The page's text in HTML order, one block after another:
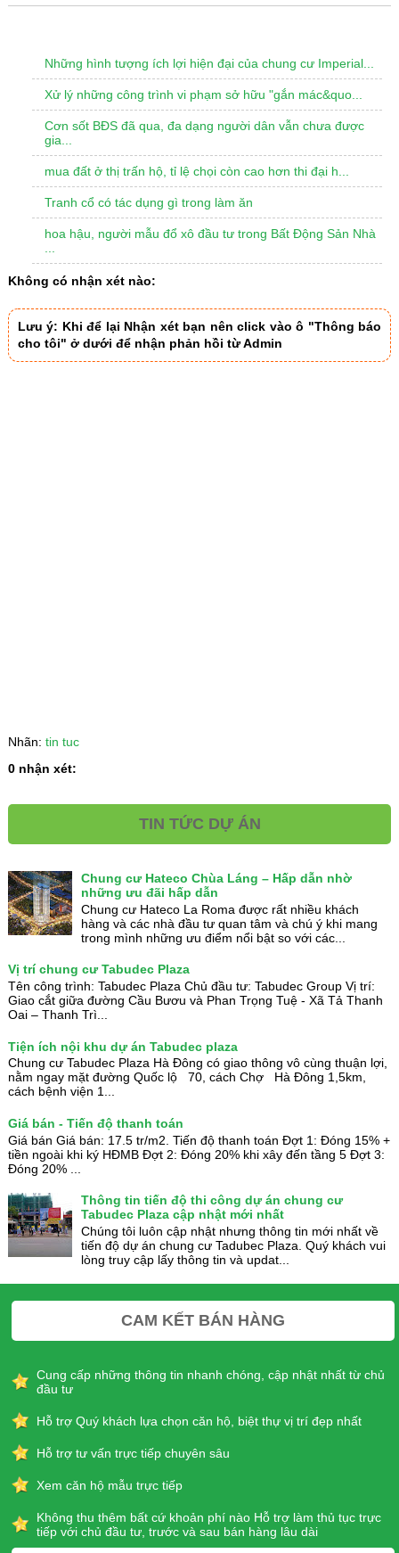
Những hình tượng ích lợi hiện đại của chung cư Imperial...
Xử lý những công trình vi phạm sở hữu "gắn mác&quo...
Cơn sốt BĐS đã qua, đa dạng người dân vẫn chưa được
gia...
mua đất ở thị trấn hộ, tỉ lệ chọi còn cao hơn thi đại h...
Tranh cổ có tác dụng gì trong làm ăn
hoa hậu, người mẫu đổ xô đầu tư trong Bất Động Sản Nhà
Không có nhận xét nào:
Lưu ý: Khi để lại Nhận xét bạn nên click vào ô "Thông báo
cho tôi" ở dưới để nhận phản hồi từ Admin
Nhãn: tin tuc
0 nhận xét:
TIN TỨC DỰ ÁN
Chung cư Hateco Chùa Láng – Hấp dẫn nhờ
những ưu đãi hấp dẫn
Chung cư Hateco La Roma được rất nhiều khách
hàng và các nhà đầu tư quan tâm và chú ý khi mang
trong mình những ưu điểm nổi bật so với các...
Vị trí chung cư Tabudec Plaza
Tên công trình: Tabudec Plaza Chủ đầu tư: Tabudec Group Vị trí:
Giao cắt giữa đường Cầu Bươu và Phan Trọng Tuệ - Xã Tả Thanh
Oai – Thanh Trì...
Tiện ích nội khu dự án Tabudec plaza
Chung cư Tabudec Plaza Hà Đông có giao thông vô cùng thuận lợi,
nằm ngay mặt đường Quốc lộ 70, cách Chợ Hà Đông 1,5km,
cách bệnh viện 1...
Giá bán - Tiến độ thanh toán
Giá bán Giá bán: 17.5 tr/m2. Tiến độ thanh toán Đợt 1: Đóng 15% +
tiền ngoài khi ký HĐMB Đợt 2: Đóng 20% khi xây đến tầng 5 Đợt 3:
Đóng 20% ...
Thông tin tiến độ thi công dự án chung cư
Tabudec Plaza cập nhật mới nhất
Chúng tôi luôn cập nhật nhưng thông tin mới nhất về
tiến độ dự án chung cư Tadubec Plaza. Quý khách vui
lòng truy cập lấy thông tin và updat...
CAM KẾT BÁN HÀNG
Cung cấp những thông tin nhanh chóng, cập nhật nhất từ chủ
đầu tư
Hỗ trợ Quý khách lựa chọn căn hộ, biệt thự vị trí đẹp nhất
Hỗ trợ tư vấn trực tiếp chuyên sâu
Xem căn hộ mẫu trực tiếp
Không thu thêm bất cứ khoản phí nào Hỗ trợ làm thủ tục trực
tiếp với chủ đầu tư, trước và sau bán hàng lâu dài